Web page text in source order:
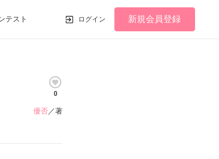
テスト ログイン 新規会員登録
0
優否／著